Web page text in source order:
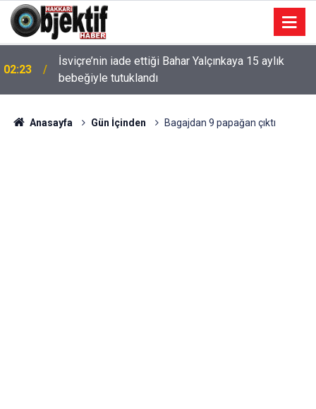
02:23
İsviçre’nin iade ettiği Bahar Yalçınkaya 15 aylık
bebeğiyle tutuklandı
Anasayfa Gün İçinden Bagajdan 9 papağan çıktı